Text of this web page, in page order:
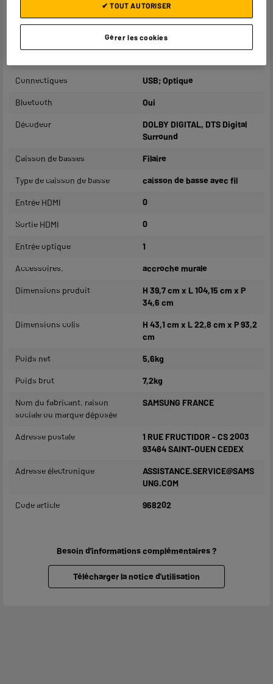
Marque SAMSUNG
150W
Connectiques USB; Optique
Bluetooth Oui
Décodeur
DOLBY DIGITAL, DTS Digital
Surround
Caisson de basses Filaire
Type de caisson de basse caisson de basse avec fil
Entrée HDMI 0
Sortie HDMI 0
Entrée optique 1
Accessoires. accroche murale
Dimensions produit
H 39,7 cm x L 104,15 cm x P
34,6 cm
Dimensions colis
H 43,1 cm x L 22,8 cm x P 93,2
cm
Poids net 5,6kg
Poids brut 7,2kg
Nom du fabricant, raison
sociale ou marque déposée
SAMSUNG FRANCE
Adresse postale
1 RUE FRUCTIDOR - CS 2003
93484 SAINT-OUEN CEDEX
Adresse électronique
ASSISTANCE.SERVICE@SAMS
UNG.COM
Code article 968202
Besoin d'informations complémentaires ?
Télécharger la notice d'utilisation
Gérer les cookies
✔ TOUT AUTORISER